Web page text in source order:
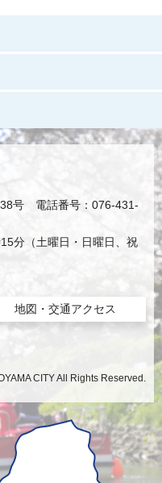
号 電話番号：076-431-
分（土曜日・日曜日、祝
地図・交通アクセス
CITY All Rights Reserved.